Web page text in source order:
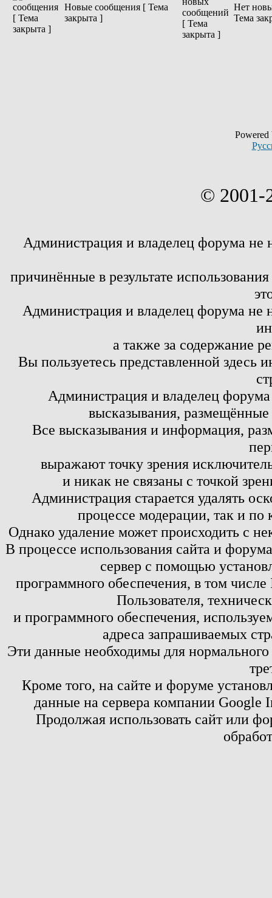
Новые сообщения [ Тема
закрыта ]
Нет
Тема
© 2001-
Администрация и владелец форума не
причинённые в результате
Администрация и владелец форума не
а также за содержание
Вы пользуетесь представленной здесь
Администрация и владелец
высказывания,
Все высказывания и информация,
выражают точку зрения
и никак не связаны с точкой
Администрация старается удалять
процессе модерации, так и по
Однако удаление может происходить с
В процессе использования сайта и
сервер с помощью
программного обеспечения, в том
Пользователя,
и программного обеспечения,
адреса запрашиваемых
Эти данные необходимы для
Кроме того, на сайте и форуме
данные на сервера компании
Продолжая использовать сайт или